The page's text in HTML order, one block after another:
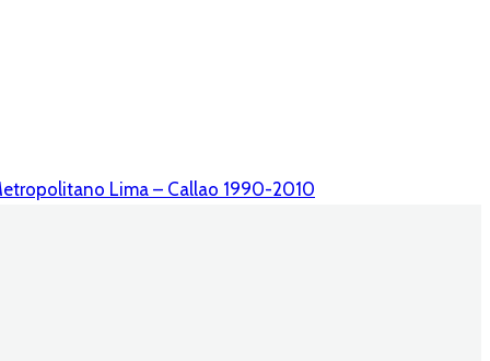
Lima – Callao 1990-2010